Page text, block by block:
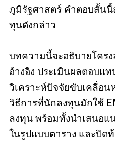
ภูมิรัฐศาสตร์ คำตอบสั้น
ทุนดังกล่าว
บทความนี้จะอธิบายโคร
อ้างอิง ประเมินผลตอบแ
วิเคราะห์ปัจจัยขับเคลื่อ
วิธีการที่นักลงทุนมักใช้
ลงทุน พร้อมทั้งนำเสนอ
ในรูปแบบตาราง และปิ